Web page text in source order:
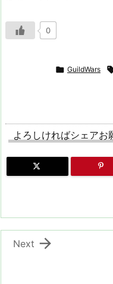
0
 GuildWars
よろしければシェアお

Next